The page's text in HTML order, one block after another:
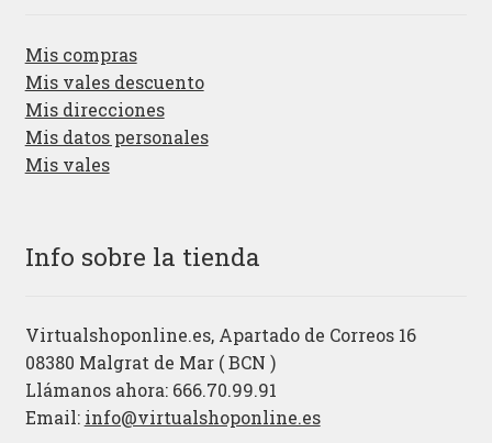
Mis compras
Mis vales descuento
Mis direcciones
Mis datos personales
Mis vales
Info sobre la tienda
Virtualshoponline.es, Apartado de Correos 16
08380 Malgrat de Mar ( BCN )
Llámanos ahora: 666.70.99.91
Email: info@virtualshoponline.es